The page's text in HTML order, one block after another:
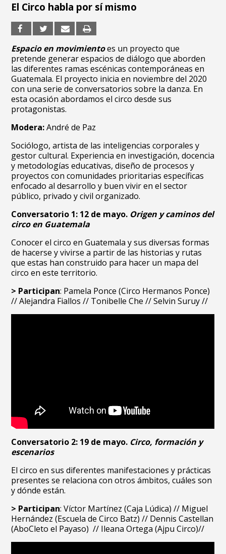
El Circo habla por sí mismo
Espacio en movimientoes un proyecto que
pretende generar espacios de diálogo que aborden
las diferentes ramas escénicas contemporáneas en
Guatemala. El proyecto inicia en noviembre del 2020
con una serie de conversatorios sobre la danza. En
esta ocasión abordamos el circo desde sus
protagonistas.
Modera:André de Paz
Sociólogo, artista de las inteligencias corporales y
gestor cultural. Experiencia en investigación, docencia
y metodologías educativas, diseño de procesos y
proyectos con comunidades prioritarias específicas
enfocado al desarrollo y buen vivir en el sector
público, privado y civil organizado.
Conversatorio 1: 12 de mayo. Origen y caminos del
circo en Guatemala
Conocer el circo en Guatemala y sus diversas formas
de hacerse y vivirse a partir de las historias y rutas
que estas han construido para hacer un mapa del
circo en este territorio.
> Participan: Pamela Ponce (Circo Hermanos Ponce)
// Alejandra Fiallos // Tonibelle Che // Selvin Suruy //
Conversatorio 2: 19 de mayo. Circo, formación y
escenarios
El circo en sus diferentes manifestaciones y prácticas
presentes se relaciona con otros ámbitos, cuáles son
y dónde están.
> Participan:Víctor Martínez (Caja Lúdica) // Miguel
Hernández (Escuela de Circo Batz) // Dennis Castellan
(AboCleto el Payaso) // Ileana Ortega (Ajpu Circo)//